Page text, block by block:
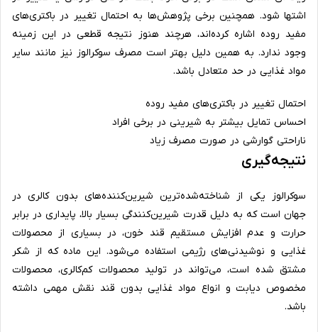
اشتها شود. همچنین برخی پژوهش‌ها به احتمال تغییر در باکتری‌های
مفید روده اشاره کرده‌اند، هرچند هنوز نتیجه قطعی در این زمینه
وجود ندارد. به همین دلیل بهتر است مصرف سوکرالوز نیز مانند سایر
مواد غذایی در حد متعادل باشد.
احتمال تغییر در باکتری‌های مفید روده
احساس تمایل بیشتر به شیرینی در برخی افراد
ناراحتی گوارشی در صورت مصرف زیاد
نتیجه‌گیری
سوکرالوز یکی از شناخته‌شده‌ترین شیرین‌کننده‌های بدون کالری در
جهان است که به دلیل قدرت شیرین‌کنندگی بسیار بالا، پایداری در برابر
حرارت و عدم افزایش مستقیم قند خون، در بسیاری از محصولات
غذایی و نوشیدنی‌های رژیمی استفاده می‌شود. این ماده که از شکر
مشتق شده است، می‌تواند در تولید محصولات کم‌کالری، محصولات
مخصوص دیابت و انواع مواد غذایی بدون قند نقش مهمی داشته
باشد.